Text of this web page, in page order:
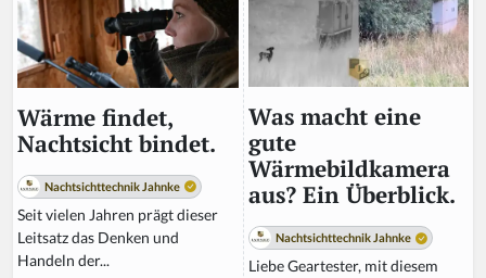
Wärme findet,
Nachtsicht bindet.
Nachtsichttechnik Jahnke
Seit vielen Jahren prägt dieser
Leitsatz das Denken und
Handeln der...
Was macht eine
gute
Wärmebildkamera
aus? Ein Überblick.
Nachtsichttechnik Jahnke
Liebe Geartester, mit diesem